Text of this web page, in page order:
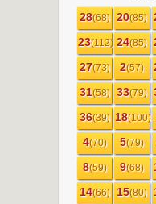
28(68) 20(85)
23(112) 24(85)
27(73) 2(57)
31(58) 33(79)
36(39) 18(100)
4(70) 5(79)
8(59) 9(68)
14(66) 15(80)